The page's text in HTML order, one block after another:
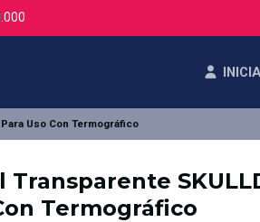
Uso Con Termográfico
Transparente
Termográfico